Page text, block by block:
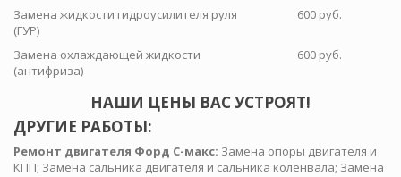
Замена жидкости гидроусилителя руля
(ГУР)
600 руб.
Замена охлаждающей жидкости
(антифриза)
600 руб.
НАШИ ЦЕНЫ ВАС УСТРОЯТ!
ДРУГИЕ РАБОТЫ:
Ремонт двигателя Форд С-макс: Замена опоры двигателя и
КПП; Замена сальника двигателя и сальника коленвала; Замена